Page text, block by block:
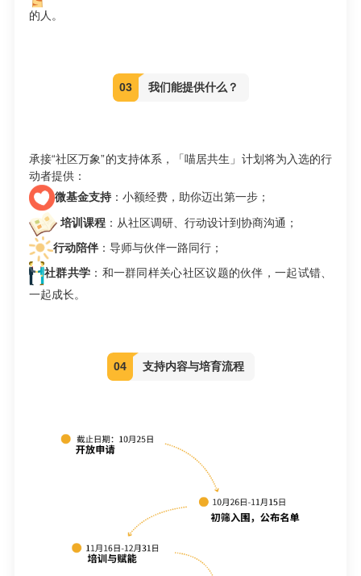
的人。
03 我们能提供什么？
承接“社区万象”的支持体系，「喵居共生」计划将为入选的行
动者提供：
微基金支持：小额经费，助你迈出第一步；
培训课程：从社区调研、行动设计到协商沟通；
行动陪伴：导师与伙伴一路同行；
社群共学 ：和一群同样关心社区议题的伙伴，一起试错、
一起成长。
04 支持内容与培育流程